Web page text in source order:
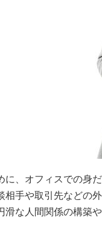
に、オフィスでの身
相手や取引先などの
滑な人間関係の構築